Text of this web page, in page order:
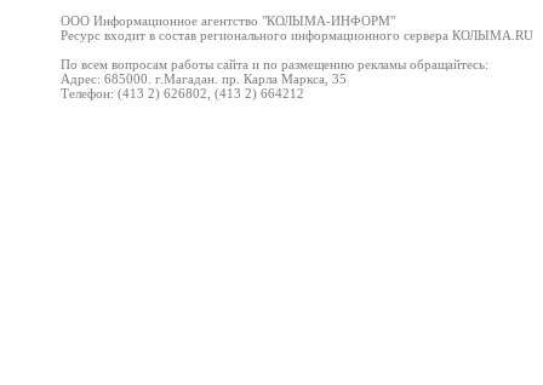
ООО Информационное агентство "КОЛЫМА-ИНФОРМ"
Ресурс входит в состав регионального информационного сервера КОЛЫМА .RU
По всем вопросам работы сайта и по размещению рекламы обращайтесь:
Адрес: 685000. г.Магадан. пр. Карла Маркса, 35
Телефон: (413 2) 626802, (413 2) 664212